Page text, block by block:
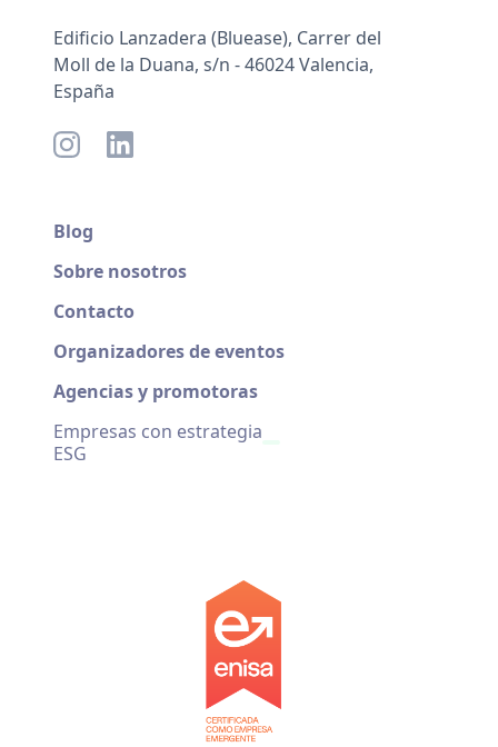
Edificio Lanzadera (Bluease), Carrer del
Moll de la Duana, s/n - 46024 Valencia,
España
Blog
Sobre nosotros
Contacto
Organizadores de eventos
Agencias y promotoras
Empresas con estrategia
ESG